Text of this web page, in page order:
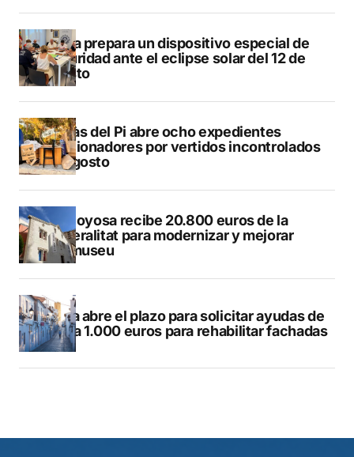
Xàbia prepara un dispositivo especial de
seguridad ante el eclipse solar del 12 de
agosto
L’Alfàs del Pi abre ocho expedientes
sancionadores por vertidos incontrolados
en agosto
Villajoyosa recibe 20.800 euros de la
Generalitat para modernizar y mejorar
Vilamuseu
Altea abre el plazo para solicitar ayudas de
hasta 1.000 euros para rehabilitar fachadas